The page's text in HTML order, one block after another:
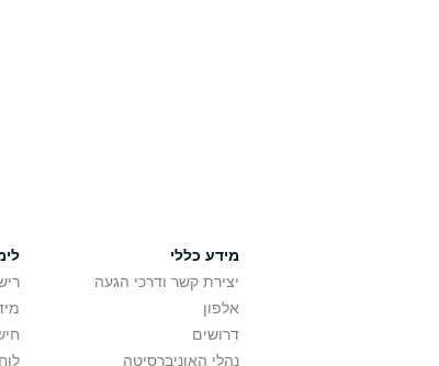
מידע כללי
יצירת קשר ודרכי הגעה
אלפון
דרושים
נהלי האוניברסיטה